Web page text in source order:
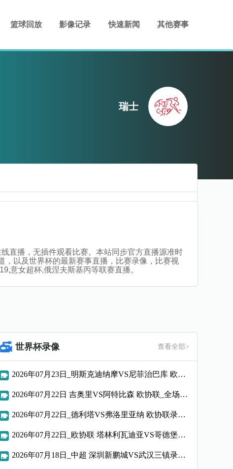
篮球回放 影像记录 快速新闻 其他赛事
瑞士
直播，无插件观看比赛。本站同步官方直播源准时
，以及世界杯的最新赛事直播，比赛录像，比赛视
意女超杯,俄涅夫斯基丙等联赛直播。
世界杯录像 查看全部>
2026年07月23日_明斯克迪纳摩VS尼菲治巴库 欧协联录像_全场录像【高清回放】
2026年07月22日 吉奥里VS阿特比森 欧协联_全场录像【视频集锦】
2026年07月22日_德利塔VS弗洛里亚纳 欧协联录像_高清录像【全场回放】
2026年07月22日_欧协联 塔林利瓦迪亚VS哥德堡录像_全场录像【高清回放】
2026年07月18日_中超 深圳新鹏城VS武汉三镇录像_高清录像【全场回放】